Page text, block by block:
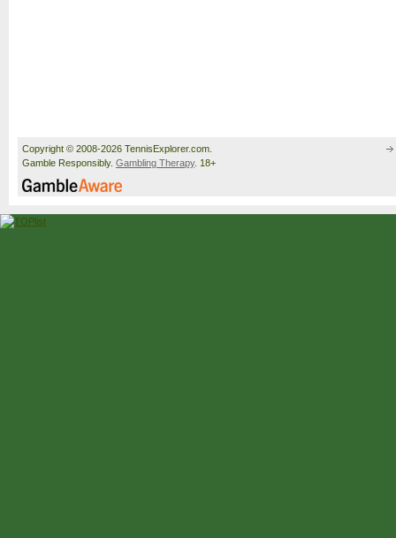
Copyright © 2008-2026 TennisExplorer.com.
Gamble Responsibly. Gambling Therapy. 18+